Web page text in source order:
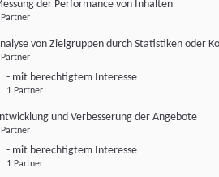
der Performance von Inhalten
Partner
von Zielgruppen durch Statistiken oder
Partner
- mit berechtigtem Interesse
1 Partner
und Verbesserung der Angebote
- mit berechtigtem Interesse
1 Partner